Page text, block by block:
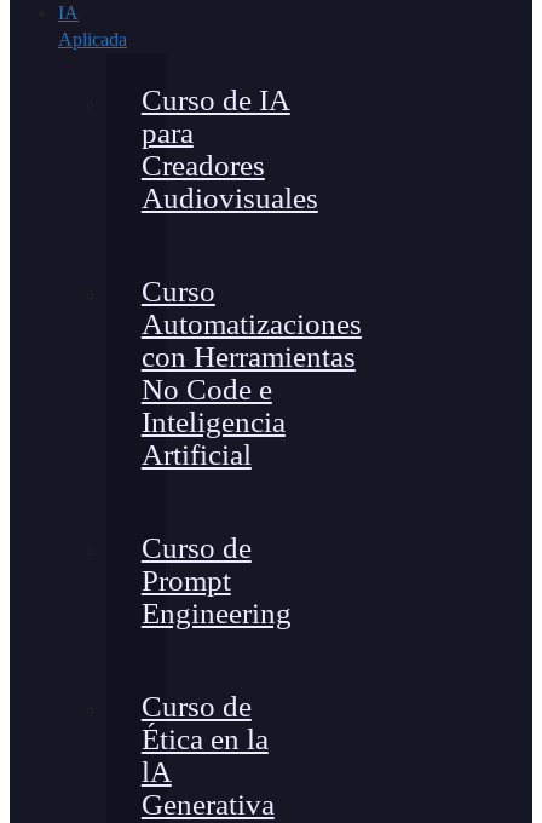
IA
Aplicada
Curso de IA
para
Creadores
Audiovisuales
Curso
Automatizaciones
con Herramientas
No Code e
Inteligencia
Artificial
Curso de
Prompt
Engineering
Curso de
Ética en la
lA
Generativa